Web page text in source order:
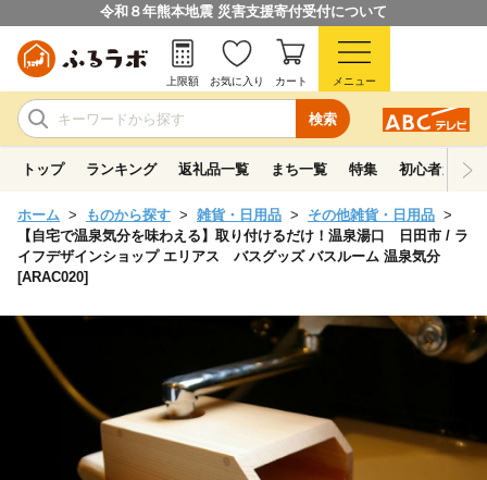
令和８年熊本地震 災害支援寄付受付について
検索
上限額 お気に入り カート メニュー
トップ ランキング 返礼品一覧 まち一覧 特集 初心者ガイド
ホーム ものから探す 雑貨・日用品
その他雑貨・日用品
【自宅で温泉気分を味わえる】取り付けるだけ！温泉湯口 日田市 / ラ
イフデザインショップ エリアス バスグッズ バスルーム 温泉気分
[ARAC020]